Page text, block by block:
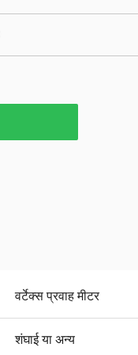
वर्टेक्स प्रवाह मीटर
शंघाई या अन्य